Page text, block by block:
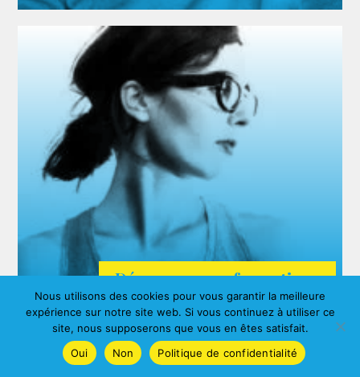
ARDA
Agnes ALBERNY
Découvrez nos formations
Nous utilisons des cookies pour vous garantir la meilleure
expérience sur notre site web. Si vous continuez à utiliser ce
site, nous supposerons que vous en êtes satisfait.
Oui
Non Politique de confidentialité